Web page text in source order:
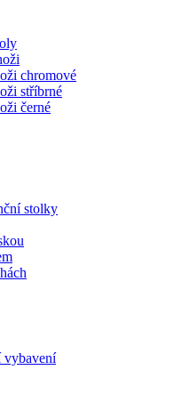
chromové
stříbrné
černé
stolky
vybavení